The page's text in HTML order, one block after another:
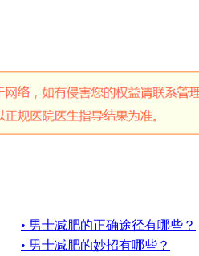
• 男士减肥的正确途径有哪些？
• 男士减肥的妙招有哪些？